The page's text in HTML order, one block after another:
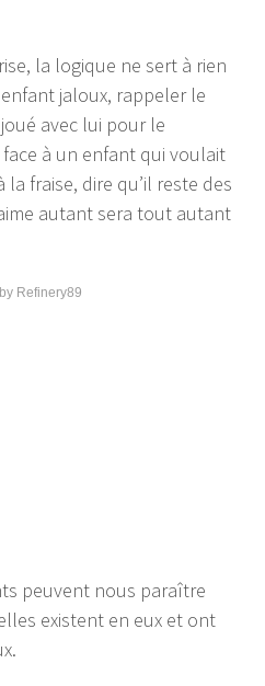
la logique ne sert à rien
jaloux, rappeler le
avec lui pour le
à un enfant qui voulait
fraise, dire qu’il reste des
autant sera tout autant
Refinery89
peuvent nous paraître
existent en eux et ont